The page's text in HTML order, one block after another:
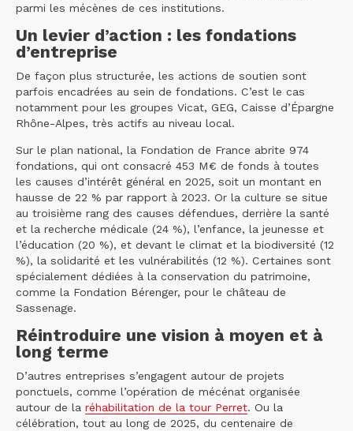
parmi les mécènes de ces institutions.
Un levier d’action : les fondations
d’entreprise
De façon plus structurée, les actions de soutien sont
parfois encadrées au sein de fondations. C’est le cas
notamment pour les groupes Vicat, GEG, Caisse d’Épargne
Rhône-Alpes, très actifs au niveau local.
Sur le plan national, la Fondation de France abrite 974
fondations, qui ont consacré 453 M€ de fonds à toutes
les causes d’intérêt général en 2025, soit un montant en
hausse de 22 % par rapport à 2023. Or la culture se situe
au troisième rang des causes défendues, derrière la santé
et la recherche médicale (24 %), l’enfance, la jeunesse et
l’éducation (20 %), et devant le climat et la biodiversité (12
%), la solidarité et les vulnérabilités (12 %). Certaines sont
spécialement dédiées à la conservation du patrimoine,
comme la Fondation Bérenger, pour le château de
Sassenage.
Réintroduire une vision à moyen et à
long terme
D’autres entreprises s’engagent autour de projets
ponctuels, comme l’opération de mécénat organisée
autour de la réhabilitation de la tour Perret. Ou la
célébration, tout au long de 2025, du centenaire de